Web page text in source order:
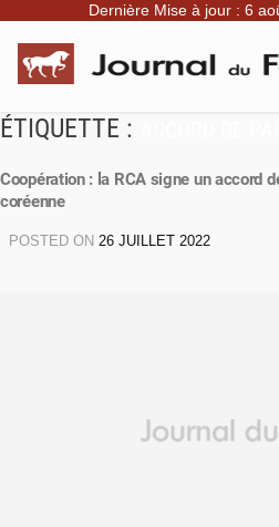
Dernière Mise à jour : 6
ÉTIQUETTE :
Coopération : la RCA signe un accord
coréenne
POSTED ON 26 JUILLET 2022